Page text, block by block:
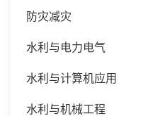
防灾减灾
水利与电力电气
水利与计算机应用
水利与机械工程